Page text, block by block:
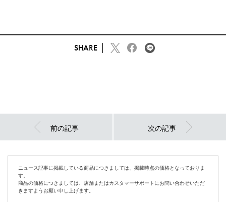
SHARE
前の記事 次の記事
ニュース記事に掲載している商品につきましては、掲載時点の価格となっておりま
す。
商品の価格につきましては、店舗またはカスタマーサポートにお問い合わせいただ
きますようお願い申し上げます。